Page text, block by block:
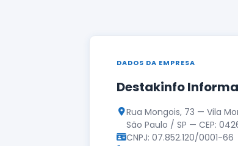
DADOS DA EMPRESA
Destakinfo
Rua Mongois, 73 — Vila
São Paulo / SP — CEP:
CNPJ: 07.852.120/0001-66